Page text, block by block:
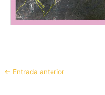
← Entrada anterior